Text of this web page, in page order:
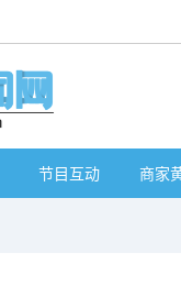
节目互动 商家